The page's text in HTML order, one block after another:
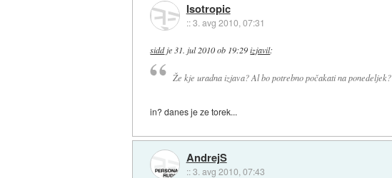
Isotropic
::3. avg 2010, 07:31
siddje 31. jul 2010 ob 19:29 izjavil:
Že kje uradna izjava? Al bo potrebno počakati na ponedeljek?
in? danes je ze torek...
AndrejS
::3. avg 2010, 07:43